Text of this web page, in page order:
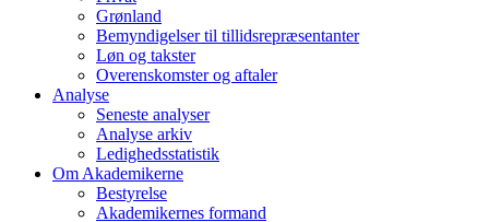
Grønland
Bemyndigelser til tillidsrepræsentanter
Løn og takster
Overenskomster og aftaler
Analyse
Seneste analyser
Analyse arkiv
Ledighedsstatistik
Om Akademikerne
Bestyrelse
Akademikernes formand